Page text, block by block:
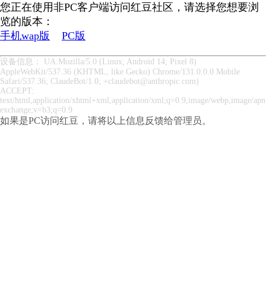
您正在使用非PC客户端访问红豆社区，请选择您想要浏
览的版本：
手机wap版
PC版
设备信息： UA:Mozilla/5.0 (Linux; Android 14; Pixel 8)
AppleWebKit/537.36 (KHTML, like Gecko) Chrome/131.0.0.0 Mobile
Safari/537.36; ClaudeBot/1.0; +claudebot@anthropic.com)
ACCEPT:
text/html,application/xhtml+xml,application/xml;q=0.9,image/webp,image/
exchange;v=b3;q=0.9
如果是PC访问红豆，请将以上信息反馈给管理员。